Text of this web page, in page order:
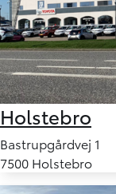
Holstebro
Bastrupgårdvej 1
7500 Holstebro